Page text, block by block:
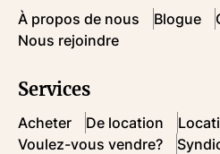
À propos de nous Blogue
Nous rejoindre
Services
Acheter De location
Voulez-vous vendre?